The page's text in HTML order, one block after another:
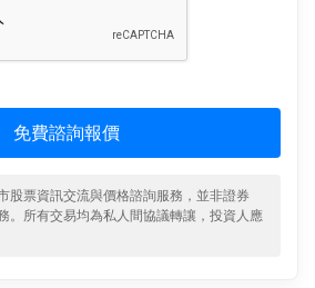
免費諮詢報價
股票資訊交流與價格諮詢服務，並非證券
。所有交易均為私人間協議轉讓，投資人應